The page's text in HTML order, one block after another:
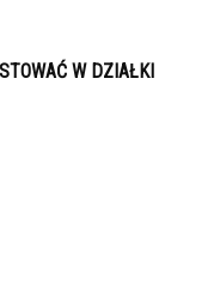
W DZIAŁKI